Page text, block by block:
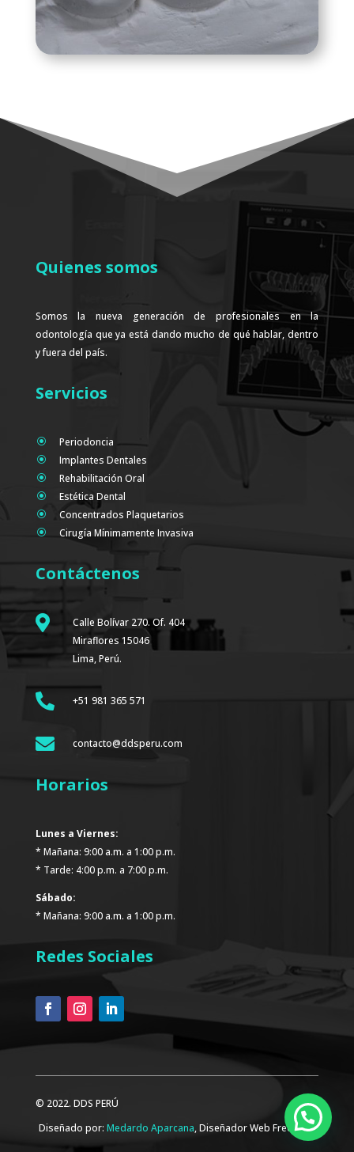
Quienes somos
Somos la nueva generación de profesionales en la
odontología que ya está dando mucho de qué hablar, dentro
y fuera del país.
Servicios
\ Periodoncia
\ Implantes Dentales
\ Rehabilitación Oral
\ Estética Dental
\ Concentrados Plaquetarios
\ Cirugía Mínimamente Invasiva
Contáctenos

Calle Bolívar 270. Of. 404
Miraflores 15046
Lima, Perú.
 +51 981 365 571
 contacto@ddsperu.com
Horarios
Lunes a Viernes:
* Mañana: 9:00 a.m. a 1:00 p.m.
* Tarde: 4:00 p.m. a 7:00 p.m.
Sábado:
* Mañana: 9:00 a.m. a 1:00 p.m.
Redes Sociales
© 2022. DDS PERÚ
Diseñado por:Medardo Aparcana, Diseñador Web Freelance.